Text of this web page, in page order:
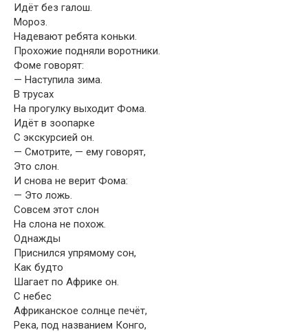
Идёт без галош.
Мороз.
Надевают ребята коньки.
Прохожие подняли воротники.
Фоме говорят:
— Наступила зима.
В трусах
На прогулку выходит Фома.
Идёт в зоопарке
С экскурсией он.
— Смотрите, — ему говорят,
Это слон.
И снова не верит Фома:
— Это ложь.
Совсем этот слон
На слона не похож.
Однажды
Приснился упрямому сон,
Как будто
Шагает по Африке он.
С небес
Африканское солнце печёт,
Река, под названием Конго,